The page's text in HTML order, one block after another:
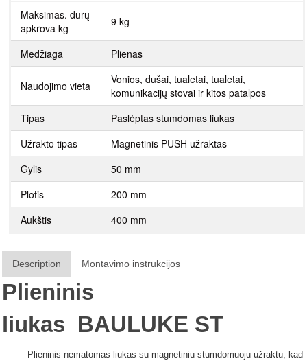
Maksimas. durų
apkrova kg
9 kg
Medžiaga Plienas
Naudojimo vieta
Vonios, dušai, tualetai, tualetai,
komunikacijų stovai ir kitos patalpos
Tipas
Paslėptas stumdomas liukas
Užrakto tipas
Magnetinis PUSH užraktas
Gylis
50 mm
Plotis
200 mm
Aukštis
400 mm
Description Montavimo instrukcijos
Plieninis
liukas BAULUKE ST
Plieninis nematomas liukas su magnetiniu stumdomuoju užraktu, kad